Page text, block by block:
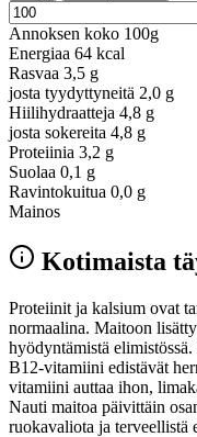
Annoksen koko 100g
Energiaa 64 kcal
Rasvaa 3,5 g
josta tyydyttyneitä 2,0 g
Hiilihydraatteja 4,8 g
josta sokereita 4,8 g
Proteiinia 3,2 g
Suolaa 0,1 g
Ravintokuitua 0,0 g
Mainos
Kotimaista
Proteiinit ja kalsium ovat
normaalina. Maitoon
hyödyntämistä
B12-vitamiini edistävät
vitamiini auttaa ihon,
Nauti maitoa päivittäin
ruokavaliota ja terveellistä